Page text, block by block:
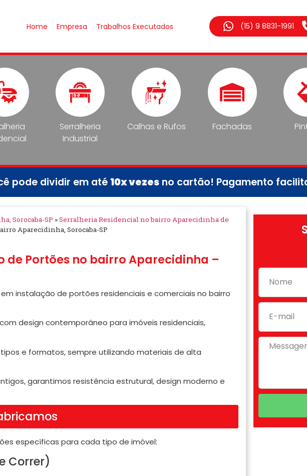
Home Empresa Trabalhos Executados (15) 9 8831-1991
Serralheria
Industrial
Calhas e Rufos Fachadas
pode dividir em até 10x vezesno cartão! Pagamento
Sorocaba-SP »Serralheria Residencial no bairro Aparecidinha de
Aparecidinha, Sorocaba-SP
de Portões no bairro Aparecidinha –
instalação de portões residenciais e comerciais no bairro
design contemporâneo para imóveis residenciais,
e formatos, sempre utilizando materiais de alta
garantimos resistência estrutural, design moderno e
específicas para cada tipo de imóvel:
Correr)